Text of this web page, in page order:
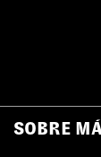
SOBRE